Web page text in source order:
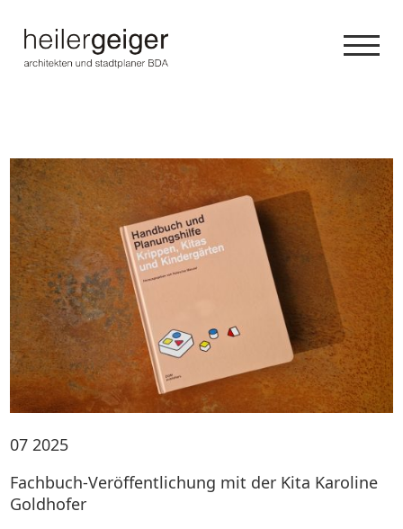
07 2025
Fachbuch-Veröffentlichung mit der Kita Karoline
Goldhofer